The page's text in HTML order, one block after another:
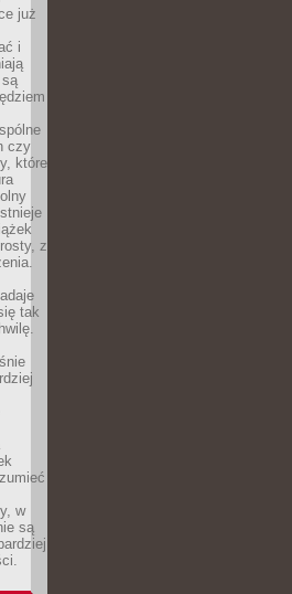
już
i
czy
które
z
tak
w
są